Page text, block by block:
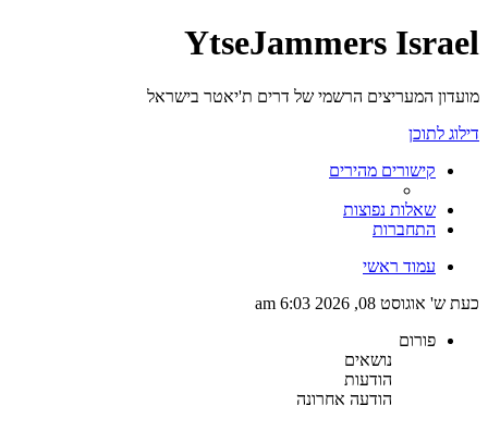
YtseJammers Israel
מועדון המעריצים הרשמי של דרים ת'יאטר בישראל
דילוג לתוכן
קישורים מהירים
שאלות נפוצות
התחברות
עמוד ראשי
כעת ש' אוגוסט 08, 2026 6:03 am
פורום
נושאים
הודעות
הודעה אחרונה